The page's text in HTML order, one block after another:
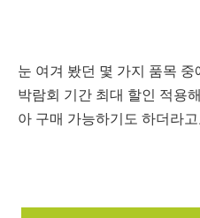
눈 여겨 봤던 몇 가지 품목
박람회 기간 최대 할인 적용
아 구매 가능하기도 하더라고